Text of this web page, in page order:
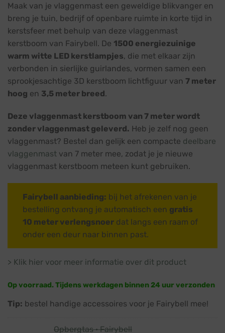
Maak van je vlaggenmast een geweldige blikvanger en
breng je tuin, bedrijf of openbare ruimte in korte tijd in
kerstsfeer met behulp van deze vlaggenmast
kerstboom van Fairybell. De 1500 energiezuinige
warm witte LED kerstlampjes, die met elkaar zijn
verbonden in sierlijke guirlandes, vormen samen een
sprookjesachtige 3D kerstboom lichtfiguur van 7 meter
hoog en 3,5 meter breed.
Deze vlaggenmast kerstboom van 7 meter wordt
zonder vlaggenmast geleverd. Heb je zelf nog geen
vlaggenmast? Bestel dan gelijk een compacte deelbare
vlaggenmast van 7 meter mee, zodat je je nieuwe
vlaggenmast kerstboom meteen kunt gebruiken.
Fairybell aanbieding: bij het afrekenen van je
bestelling ontvang je automatisch een gratis
10 meter verlengsnoer dat langs een raam of
onder een deur naar binnen past.
> Klik hier voor meer informatie over dit product
Op voorraad. Tijdens werkdagen binnen 24 uur verzonden
Tip: bestel handige accessoires voor je Fairybell mee!
Opbergtas · Fairybell